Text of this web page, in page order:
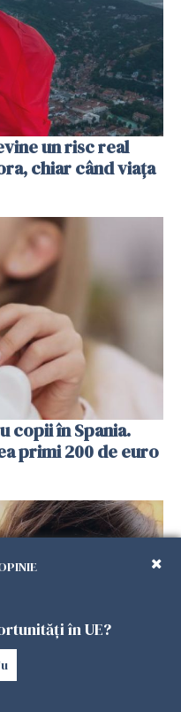
un risc real
chiar când viața
copii în Spania.
primi 200 de euro
în UE?